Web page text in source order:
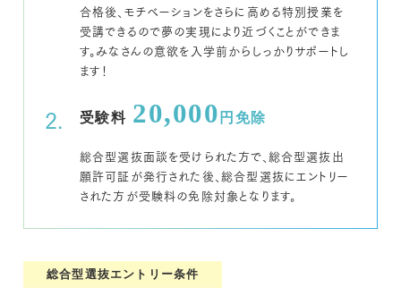
合格後、モチベーションをさらに高める特別授業を
受講できるので夢の実現により近づくことができま
す。みなさんの意欲を入学前からしっかりサポートし
ます！
受験料 20,000 円 免除
総合型選抜面談を受けられた方で、総合型選抜出
願許可証が発行された後、総合型選抜にエントリー
された方が受験料の免除対象となります。
総合型選抜エントリー条件